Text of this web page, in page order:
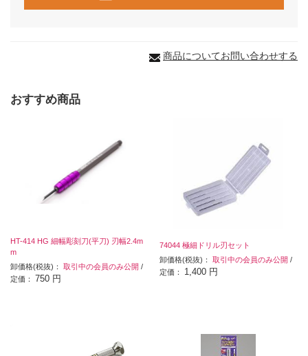
商品についてお問い合わせする
おすすめ商品
HT-414 HG 細幅彫刻刀(平刀) 刃幅2.4m
m
卸価格(税抜)： 取引中の会員のみ公開 /
定価： 750 円
74044 極細ドリル刃セット
卸価格(税抜)：取引中の会員のみ公開 /
定価： 1,400 円